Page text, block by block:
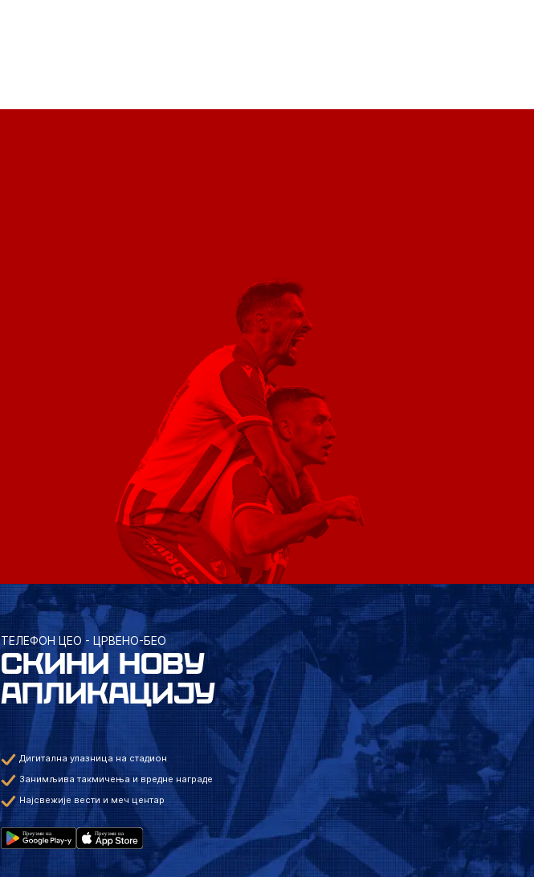
ТЕЛЕФОН ЦЕО - ЦРВЕНО-БЕО
СКИНИ НОВУ
АПЛИКАЦИЈУ
Дигитална улазница на стадион
Занимљива такмичења и вредне награде
Најсвежије вести и меч центар